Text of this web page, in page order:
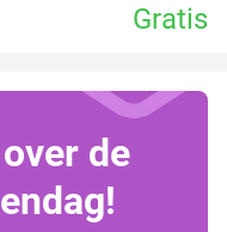
Gratis
de